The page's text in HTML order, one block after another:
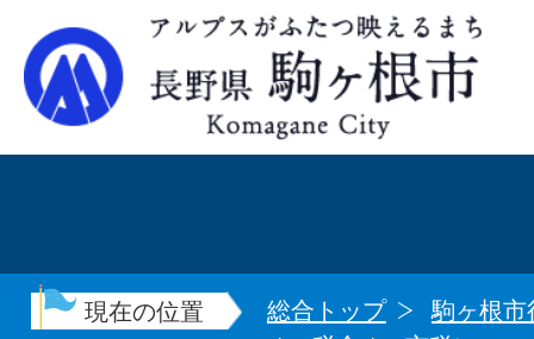
現在の位置 総合トップ
駒ヶ根市